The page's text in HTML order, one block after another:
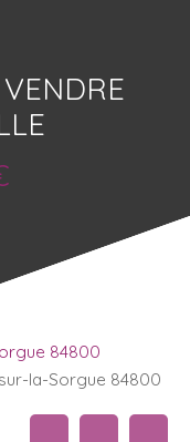
84800
la-Sorgue 84800